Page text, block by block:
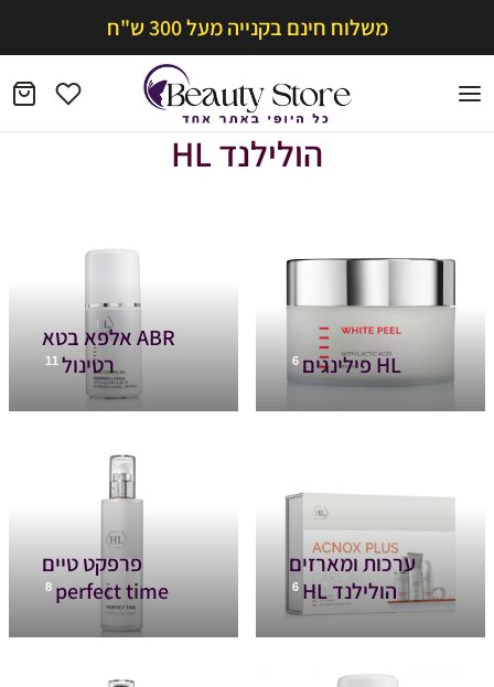
משלוח חינם בקנייה מעל 300 ש"ח
הולילנד HL
HL פילינגים 6
ABR אלפא בטא
רטינול 11
ערכות ומארזים
הולילנד HL
6
פרפקט טיים
perfect time
8